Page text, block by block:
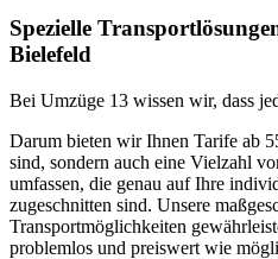
Spezielle
Bielefeld
Bei Umzüge 13 wissen wir, dass
Darum bieten wir Ihnen Tarife ab
sind, sondern auch eine Vielzahl
umfassen, die genau auf Ihre
zugeschnitten sind. Unsere
Transportmöglichkeiten
problemlos und preiswert wie